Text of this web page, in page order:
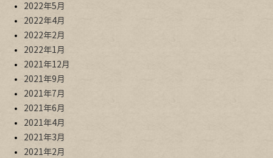
2022年5月
2022年4月
2022年2月
2022年1月
2021年12月
2021年9月
2021年7月
2021年6月
2021年4月
2021年3月
2021年2月